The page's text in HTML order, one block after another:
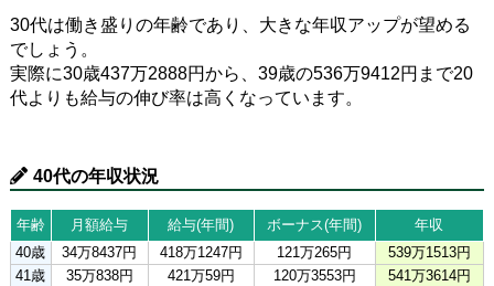
30代は働き盛りの年齢であり、大きな年収アップが望める
でしょう。
実際に30歳437万2888円から、39歳の536万9412円まで20
代よりも給与の伸び率は高くなっています。
40代の年収状況
年齢 月額給与 給与(年間) ボーナス(年間)
年収
40歳
34万8437円 418万1247円 121万265円
539万1513円
41歳
35万838円 421万59円 120万3553円
541万3614円